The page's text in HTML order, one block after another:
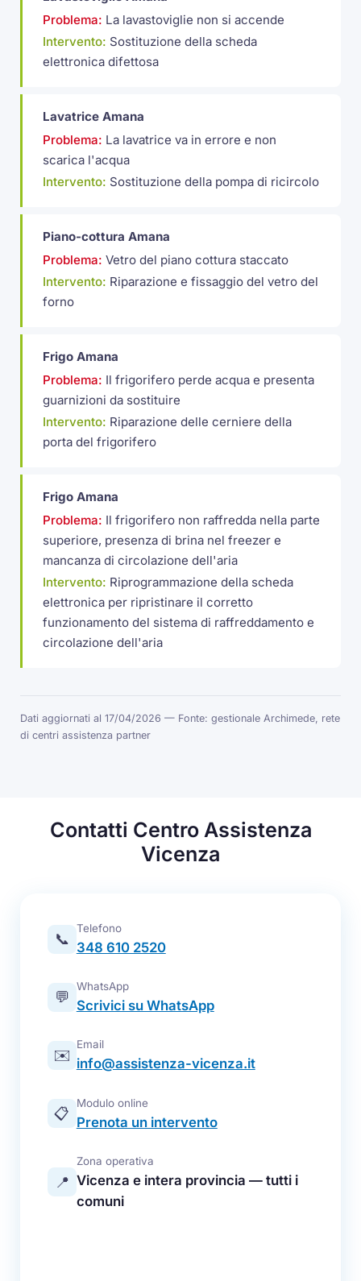
Problema: La lavastoviglie non si accende
Intervento: Sostituzione della scheda
elettronica difettosa
Lavatrice Amana
Problema: La lavatrice va in errore e non
scarica l'acqua
Intervento: Sostituzione della pompa di ricircolo
Piano-cottura Amana
Problema: Vetro del piano cottura staccato
Intervento: Riparazione e fissaggio del vetro del
forno
Frigo Amana
Problema: Il frigorifero perde acqua e presenta
guarnizioni da sostituire
Intervento: Riparazione delle cerniere della
porta del frigorifero
Frigo Amana
Problema: Il frigorifero non raffredda nella parte
superiore, presenza di brina nel freezer e
mancanza di circolazione dell'aria
Intervento: Riprogrammazione della scheda
elettronica per ripristinare il corretto
funzionamento del sistema di raffreddamento e
circolazione dell'aria
Dati aggiornati al 17/04/2026 — Fonte: gestionale Archimede, rete
di centri assistenza partner
Contatti Centro Assistenza
Vicenza
📞
Telefono
348 610 2520
💬
WhatsApp
Scrivici su WhatsApp
✉️
Email
info@assistenza-vicenza.it
📋
Modulo online
Prenota un intervento
📍
Zona operativa
Vicenza e intera provincia — tutti i
comuni